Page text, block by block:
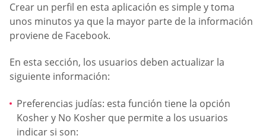
Crear un perfil en esta aplicación es simple y toma
unos minutos ya que la mayor parte de la información
proviene de Facebook.
En esta sección, los usuarios deben actualizar la
siguiente información:
Preferencias judías: esta función tiene la opción
Kosher y No Kosher que permite a los usuarios
indicar si son: